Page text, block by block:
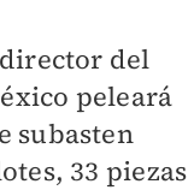
del
peleará
subasten
33 piezas